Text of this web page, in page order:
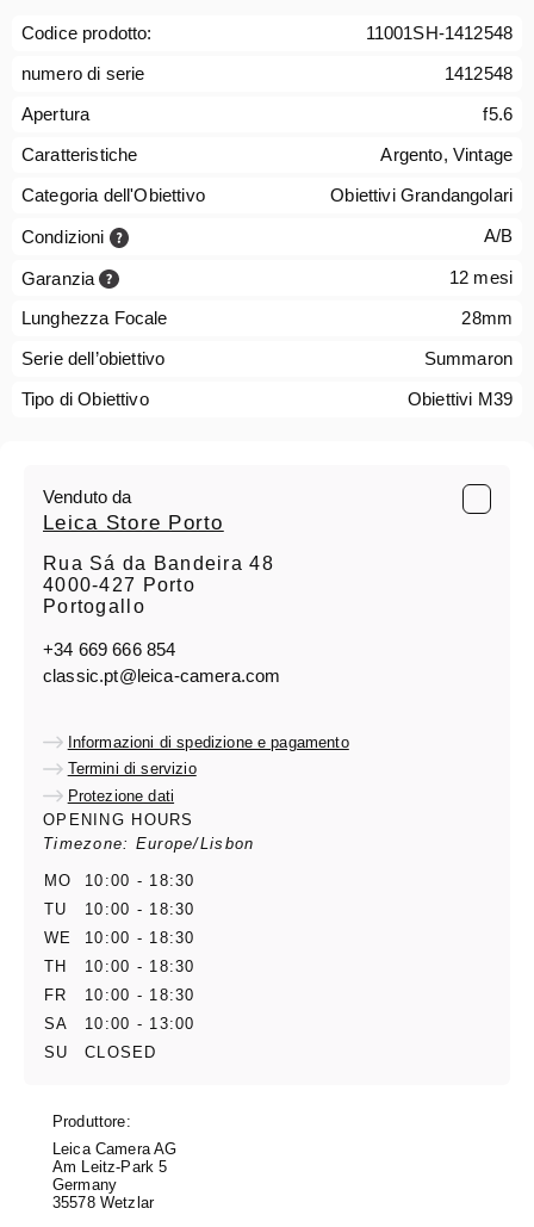
Codice prodotto:
11001SH-1412548
numero di serie
1412548
Apertura
f5.6
Caratteristiche
Argento, Vintage
Categoria dell'Obiettivo
Obiettivi Grandangolari
Condizioni A/B
Garanzia 12 mesi
Lunghezza Focale
28mm
Serie dell’obiettivo
Summaron
Tipo di Obiettivo
Obiettivi M39
Venduto da
Leica Store Porto
Rua Sá da Bandeira 48
4000-427 Porto
Portogallo
+34 669 666 854
classic.pt@leica-camera.com
Informazioni di spedizione e pagamento
Termini di servizio
Protezione dati
OPENING HOURS
Timezone: Europe/Lisbon
MO
10:00 - 18:30
TU
10:00 - 18:30
WE
10:00 - 18:30
TH
10:00 - 18:30
FR
10:00 - 18:30
SA
10:00 - 13:00
SU
CLOSED
Produttore:
Leica Camera AG
Am Leitz-Park 5
Germany
35578 Wetzlar